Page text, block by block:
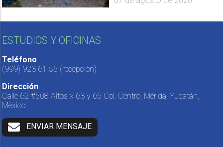
ESTUDIOS Y OFICINAS
Teléfono
(999) 923 61 55 (recepción)
Dirección
Calle 62 #508 Altos x 63 y 65 Col. Centro, Mérida, Yucatán,
México.
ENVIAR MENSAJE